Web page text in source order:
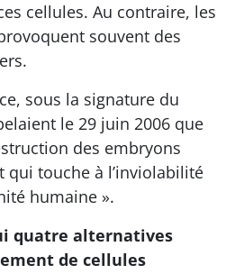
cellules. Au contraire, les
souvent des
sous la signature du
le 29 juin 2006 que
des embryons
qui touche à l’inviolabilité
humaine ».
quatre alternatives
de cellules